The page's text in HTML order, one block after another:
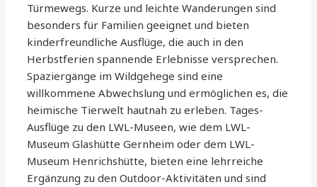
Türmewegs. Kurze und leichte Wanderungen sind
besonders für Familien geeignet und bieten
kinderfreundliche Ausflüge, die auch in den
Herbstferien spannende Erlebnisse versprechen.
Spaziergänge im Wildgehege sind eine
willkommene Abwechslung und ermöglichen es, die
heimische Tierwelt hautnah zu erleben. Tages-
Ausflüge zu den LWL-Museen, wie dem LWL-
Museum Glashütte Gernheim oder dem LWL-
Museum Henrichshütte, bieten eine lehrreiche
Ergänzung zu den Outdoor-Aktivitäten und sind